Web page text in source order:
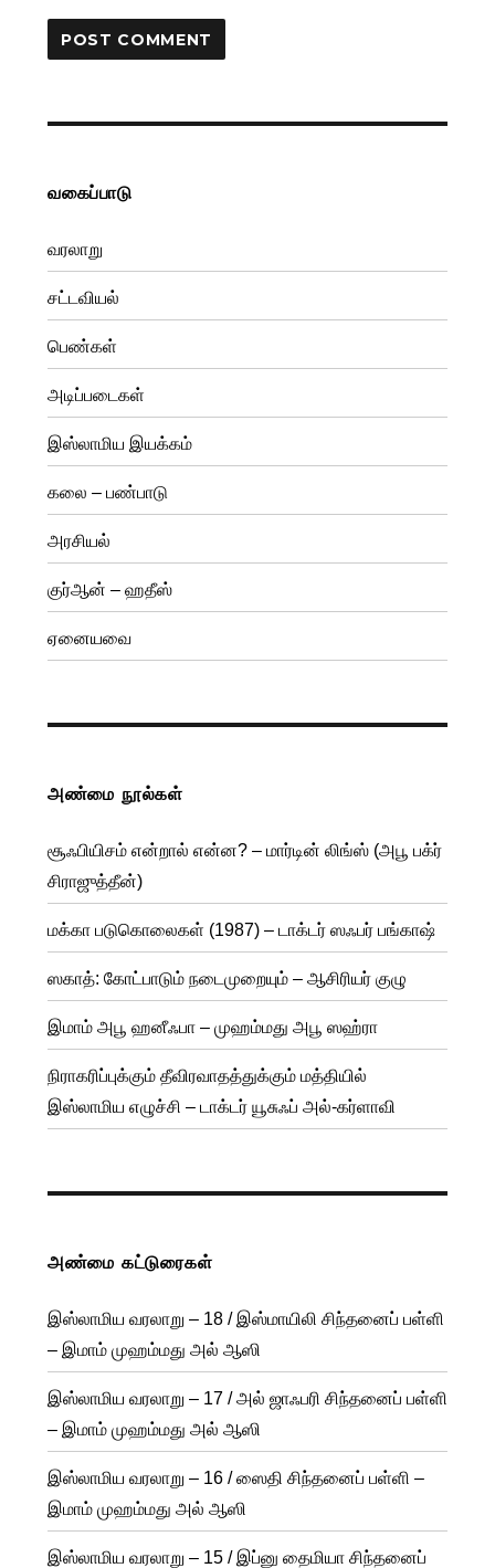
வகைப்பாடு
வரலாறு
சட்டவியல்
பெண்கள்
அடிப்படைகள்
இஸ்லாமிய இயக்கம்
கலை – பண்பாடு
அரசியல்
குர்ஆன் – ஹதீஸ்
ஏனையவை
அண்மை நூல்கள்
சூஃபியிசம் என்றால் என்ன? – மார்டின் லிங்ஸ் (அபூ பக்ர்
சிராஜுத்தீன்)
மக்கா படுகொலைகள் (1987) – டாக்டர் ஸஃபர் பங்காஷ்
ஸகாத்: கோட்பாடும் நடைமுறையும் – ஆசிரியர் குழு
இமாம் அபூ ஹனீஃபா – முஹம்மது அபூ ஸஹ்ரா
நிராகரிப்புக்கும் தீவிரவாதத்துக்கும் மத்தியில்
இஸ்லாமிய எழுச்சி – டாக்டர் யூசுஃப் அல்-கர்ளாவி
அண்மை கட்டுரைகள்
இஸ்லாமிய வரலாறு – 18 / இஸ்மாயிலி சிந்தனைப் பள்ளி
– இமாம் முஹம்மது அல் ஆஸி
இஸ்லாமிய வரலாறு – 17 / அல் ஜாஃபரி சிந்தனைப் பள்ளி
– இமாம் முஹம்மது அல் ஆஸி
இஸ்லாமிய வரலாறு – 16 / ஸைதி சிந்தனைப் பள்ளி –
இமாம் முஹம்மது அல் ஆஸி
இஸ்லாமிய வரலாறு – 15 / இப்னு தைமியா சிந்தனைப்